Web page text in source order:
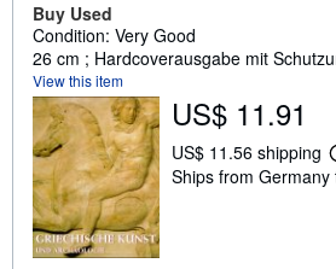
o
s
t
a
r
Buy Used
Condition: Very Good
26 cm ; Hardcoverausgabe mit
View this item
US$ 11.91
US$ 11.56 shipping
Ships from Germany